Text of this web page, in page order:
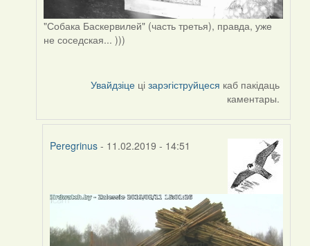
"Собака Баскервилей" (часть третья), правда, уже
не соседская... )))
Увайдзіце цізарэгіструйцеся каб пакідаць
каментары.
Peregrinus - 11.02.2019 - 14:51
to
Peregrinus